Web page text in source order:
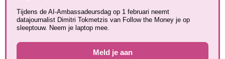
Tijdens de AI-Ambassadeursdag op 1 februari neemt
datajournalist Dimitri Tokmetzis van Follow the Money je op
sleeptouw. Neem je laptop mee.
Meld je aan